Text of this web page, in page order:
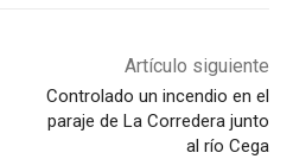
Artículo siguiente
Controlado un incendio en el
paraje de La Corredera junto
al río Cega